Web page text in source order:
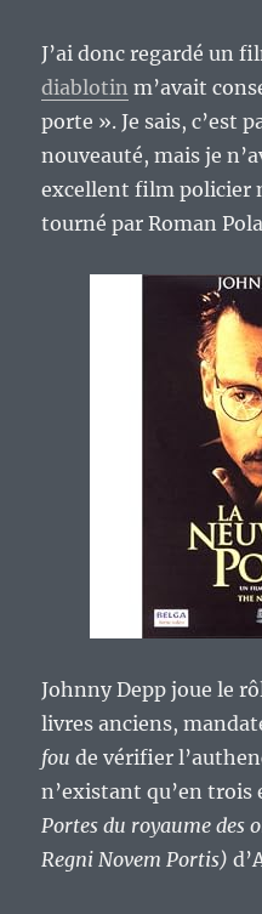
J’ai donc regardé un
diablotin m’avait
porte ». Je sais, c’est
nouveauté, mais je
excellent film policier
tourné par Roman
Johnny Depp joue le
livres anciens,
fou de vérifier
n’existant qu’en
Portes du royaume des
Regni Novem Portis)